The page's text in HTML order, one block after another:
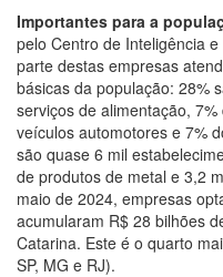
Importantes para a
pelo Centro de Inteligência
parte destas empresas
básicas da população: 28%
serviços de alimentação,
veículos automotores e 7%
são quase 6 mil
de produtos de metal e 3,2
maio de 2024, empresas
acumularam R$ 28 bilhões
Catarina. Este é o quarto
SP, MG e RJ).